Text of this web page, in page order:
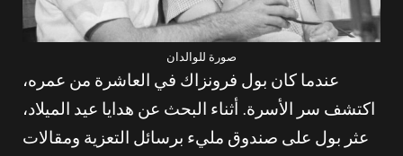
صورة للوالدان
عندما كان بول فرونزاك في العاشرة من عمره،
اكتشف سر الأسرة. أثناء البحث عن هدايا عيد الميلاد،
عثر بول على صندوق مليء برسائل التعزية ومقالات